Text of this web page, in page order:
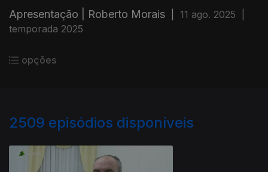
Apresentação | Roberto Morais 11 ago. 2025
temporada 2025
opções
2509 episódios disponíveis